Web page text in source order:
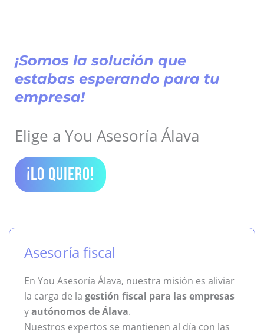
¡Somos la solución que
estabas esperando para tu
empresa!
Elige a You Asesoría Álava
¡LO QUIERO!
Asesoría fiscal
En You Asesoría Álava, nuestra misión es aliviar
la carga de la gestión fiscal para las empresas
yautónomos de Álava.
Nuestros expertos se mantienen al día con las